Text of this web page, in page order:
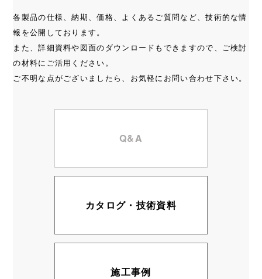
各製品の仕様、納期、価格、よくあるご質問など、技術的な情
報を公開しております。
また、詳細資料や図面のダウンロードもできますので、ご検討
の材料にご活用ください。
ご不明な点がございましたら、お気軽にお問い合わせ下さい。
Q&A
カタログ・技術資料
施工事例